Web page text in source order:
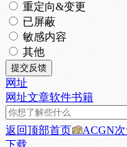
重定向&变更
已屏蔽
敏感内容
其他
提交反馈
网址
网址文章软件书籍
返回顶部首页 ACGN